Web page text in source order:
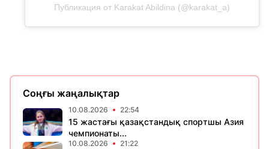
Публикация от Karakat Abildina (@karakat_a)
Соңғы жаңалықтар
10.08.2026 22:54
15 жастағы қазақстандық спортшы Азия
чемпионаты...
10.08.2026 21:22